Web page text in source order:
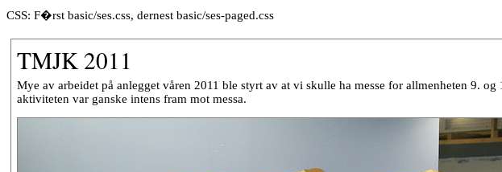
CSS: F�rst basic/ses.css, dernest basic/ses-paged.css
TMJK 2011
Mye av arbeidet på anlegget våren 2011 ble styrt av at vi skulle ha messe for allmenheten 9.
aktiviteten var ganske intens fram mot messa.